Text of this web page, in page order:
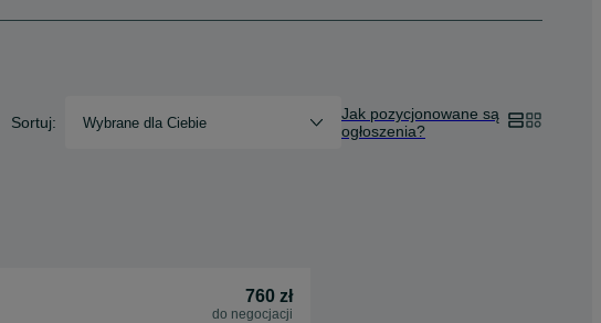
Sortuj: Wybrane dla Ciebie
Jak pozycjonowane są
ogłoszenia?
760 zł
do negocjacji